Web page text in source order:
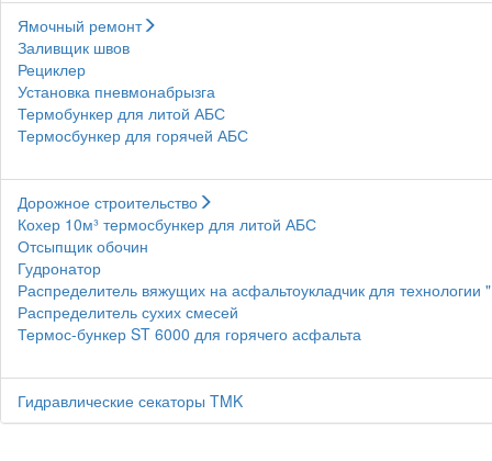
Ямочный ремонт
Заливщик швов
Рециклер
Установка пневмонабрызга
Термобункер для литой АБС
Термосбункер для горячей АБС
Дорожное строительство
Кохер 10м³ термосбункер для литой АБС
Отсыпщик обочин
Гудронатор
Распределитель вяжущих на асфальтоукладчик для технологии
Распределитель сухих смесей
Термос-бункер ST 6000 для горячего асфальта
Гидравлические секаторы TMK